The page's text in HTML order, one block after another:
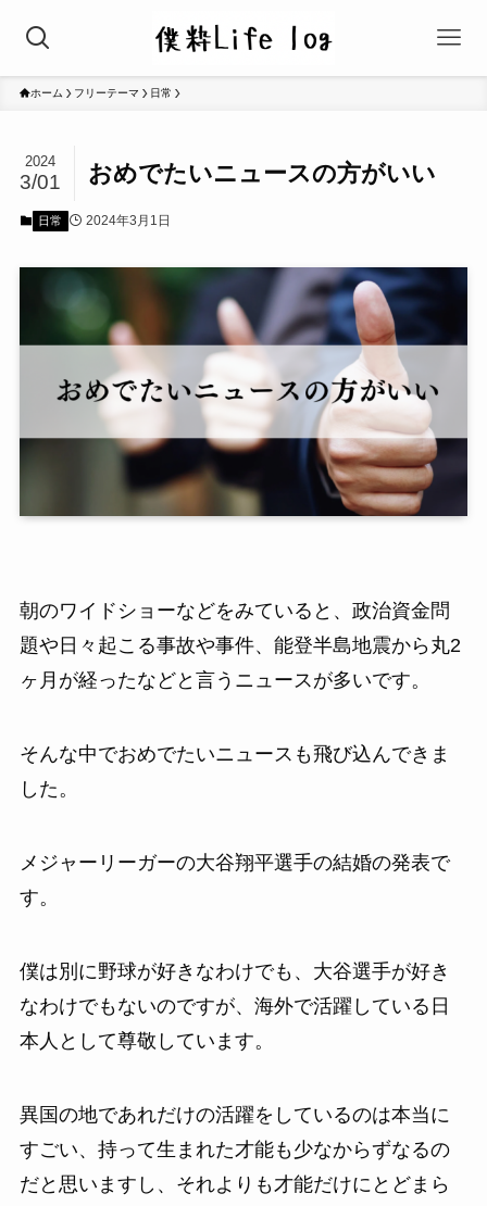
ホーム フリーテーマ 日常
おめでたいニュースの方がいい
2024
3/01
日常 2024年3月1日
朝のワイドショーなどをみていると、政治資金問
題や日々起こる事故や事件、能登半島地震から丸2
ヶ月が経ったなどと言うニュースが多いです。
そんな中でおめでたいニュースも飛び込んできま
した。
メジャーリーガーの大谷翔平選手の結婚の発表で
す。
僕は別に野球が好きなわけでも、大谷選手が好き
なわけでもないのですが、海外で活躍している日
本人として尊敬しています。
異国の地であれだけの活躍をしているのは本当に
すごい、持って生まれた才能も少なからずなるの
だと思いますし、それよりも才能だけにとどまら